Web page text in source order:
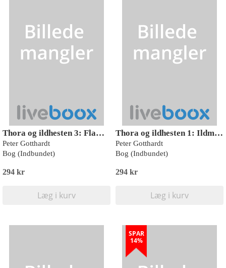
Thora og ildhesten 3: Flammekilden
Peter Gotthardt
Bog (Indbundet)
294 kr
Læg i kurv
Thora og ildhesten 1: Ildmanke
Peter Gotthardt
Bog (Indbundet)
294 kr
Læg i kurv
SPAR
14%